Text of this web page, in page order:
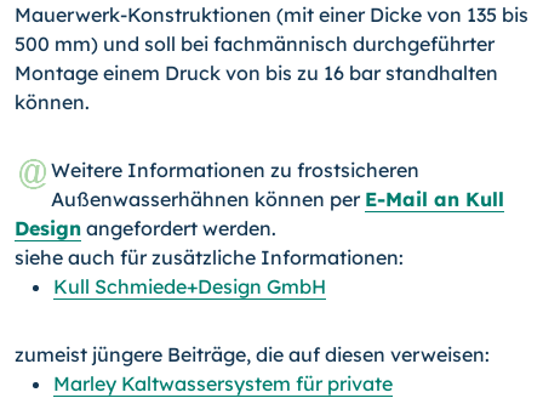
Mauerwerk-Konstruktionen (mit einer Dicke von 135 bis
500 mm) und soll bei fachmännisch durchgeführter
Montage einem Druck von bis zu 16 bar standhalten
können.
Weitere Informationen zu frostsicheren
Außenwasserhähnen können per E-Mail an Kull
Design angefordert werden.
siehe auch für zusätzliche Informationen:
Kull Schmiede+Design GmbH
zumeist jüngere Beiträge, die auf diesen verweisen:
Marley Kaltwassersystem für private